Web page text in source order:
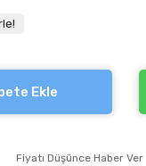
Ekle
Fiyatı Düşünce Haber Ver